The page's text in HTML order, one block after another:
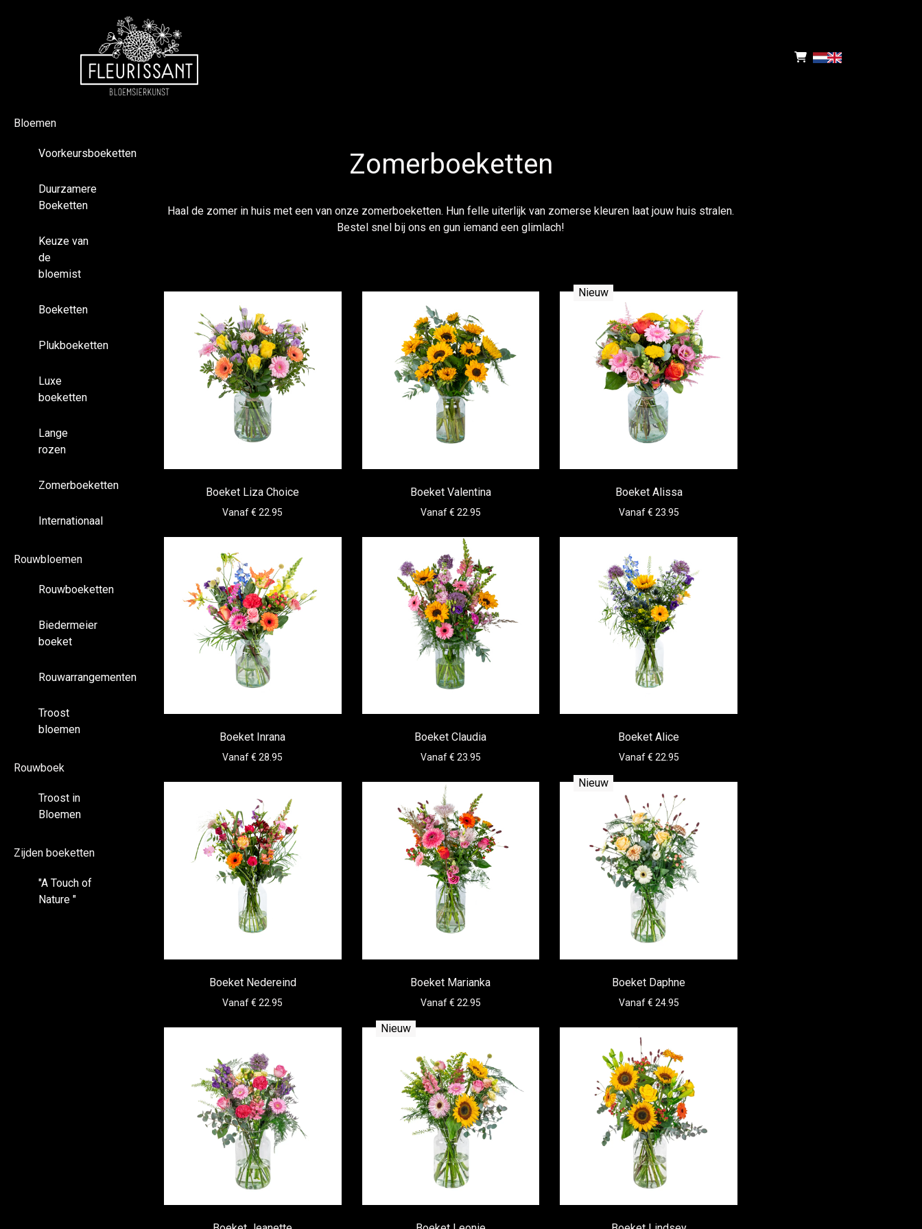
Bloemen
Voorkeursboeketten
Duurzamere
Boeketten
Keuze van
de
bloemist
Boeketten
Plukboeketten
Luxe
boeketten
Lange
rozen
Zomerboeketten
Internationaal
Rouwbloemen
Rouwboeketten
Biedermeier
boeket
Rouwarrangementen
Troost
bloemen
Rouwboek
Troost in
Bloemen
Zijden boeketten
"A Touch of
Nature "
Zomerboeketten
Haal de zomer in huis met een van onze zomerboeketten. Hun felle uiterlijk van zomerse kleuren laat jouw huis stralen.
Bestel snel bij ons en gun iemand een glimlach!
Boeket Liza Choice
Vanaf € 22.95
Boeket Valentina
Vanaf € 22.95
Nieuw
Boeket Alissa
Vanaf € 23.95
Boeket Inrana
Vanaf € 28.95
Boeket Claudia
Vanaf € 23.95
Boeket Alice
Vanaf € 22.95
Boeket Nedereind
Vanaf € 22.95
Boeket Marianka
Vanaf € 22.95
Nieuw
Boeket Daphne
Vanaf € 24.95
Nieuw